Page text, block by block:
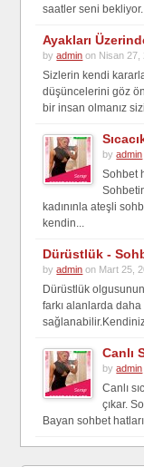
saatler seni
Ayakları
byadmin on Nisan
Sizlerin kendi
düşüncelerini göz
bir insan olmanız
byadmin
Sohbet
kadınınla ateşli
kendin...
Dürüstlük -
byadmin on Mart 25,
Dürüstlük
farkı alanlarda
Canlı
byadmin
Canlı
çıkar.
Bayan sohbet